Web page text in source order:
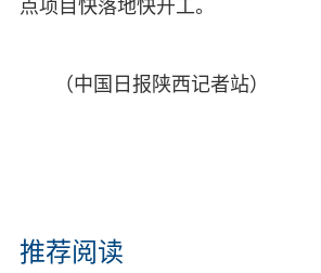
点项目快落地快开工。
（中国日报陕西记者站）
推荐阅读